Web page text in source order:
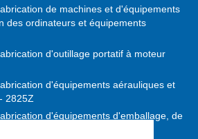
de machines et d'équipements
des ordinateurs et équipements
d'outillage portatif à moteur
d'équipements aérauliques et
2825Z
d'équipements d'emballage, de